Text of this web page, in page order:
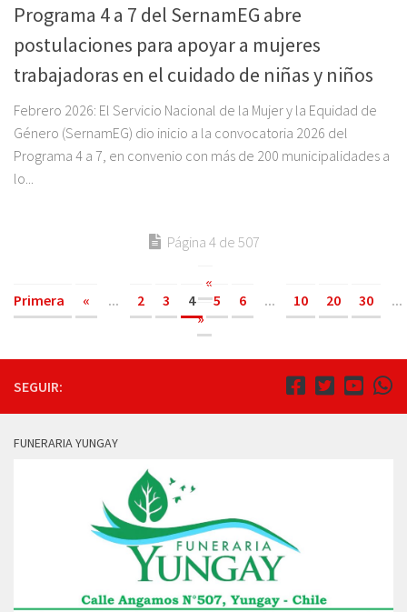
Programa 4 a 7 del SernamEG abre
postulaciones para apoyar a mujeres
trabajadoras en el cuidado de niñas y niños
Febrero 2026: El Servicio Nacional de la Mujer y la Equidad de
Género (SernamEG) dio inicio a la convocatoria 2026 del
Programa 4 a 7, en convenio con más de 200 municipalidades a
lo...
Página 4 de 507
«
Primera
« ... 2 3 4 5 6 ... 10 20 30
...
»
SEGUIR:
FUNERARIA YUNGAY